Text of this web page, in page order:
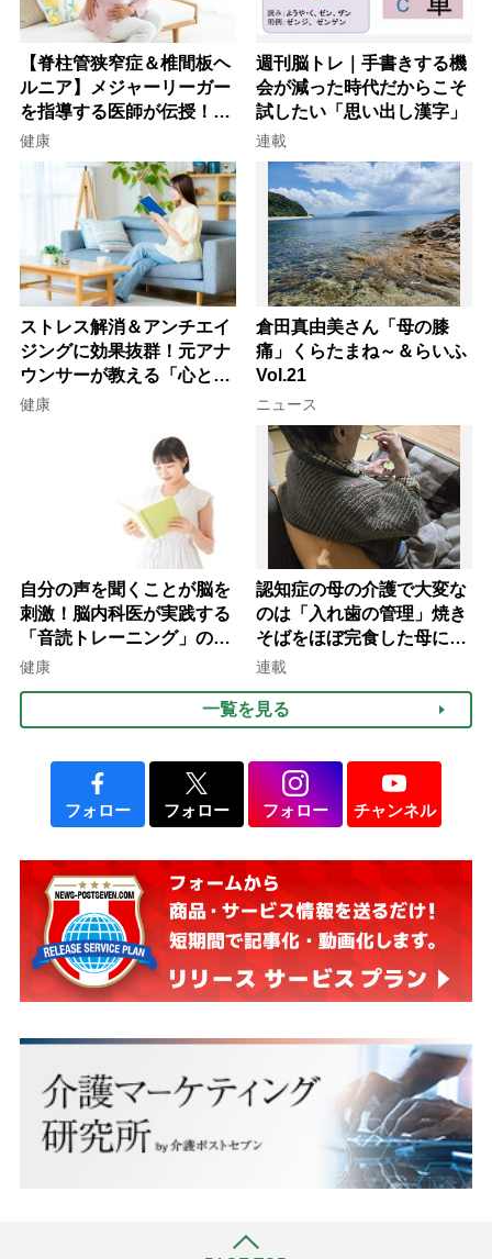
【脊柱管狭窄症＆椎間板ヘ
ルニア】メジャーリーガー
を指導する医師が伝授！腰
痛を自力で治す運動療法4
健康
週刊脳トレ｜手書きする機
会が減った時代だからこそ
試したい「思い出し漢字」
連載
ストレス解消＆アンチエイ
ジングに効果抜群！元アナ
ウンサーが教える「心と体
を元気にする音読の習慣」
健康
倉田真由美さん「母の膝
痛」くらたまね～＆らいふ
Vol.21
ニュース
自分の声を聞くことが脳を
刺激！脳内科医が実践する
「音読トレーニング」の極
意
健康
認知症の母の介護で大変な
のは「入れ歯の管理」焼き
そばをほぼ完食した母に息
子が血の気が引いた理由
連載
一覧を見る
フォロー フォロー フォロー チャンネル